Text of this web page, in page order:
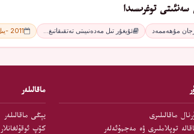
توغرىسىدا
مۇھەممەد ئۇيغۇر تىل مەدەنىيىتى تەتقىقاتىغ… 2011 -يىل
ماقالىلىرى
توپلاملىرى ۋە مەجمۇئەلەر
ماقالىلەر
يېڭى ماقالىلەر
كۆپ ئوقۇلغانلار